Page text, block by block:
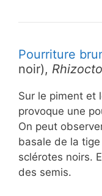
Pourriture
noir),
Sur le piment et
provoque une
On peut
basale de la
sclérotes noirs.
des semis.